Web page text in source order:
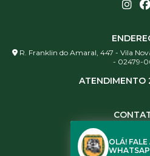
R. Franklin do Amaral, 447 - Vila
- 02479-
ATENDIMENTO
(11) 3461-
OLÁ!